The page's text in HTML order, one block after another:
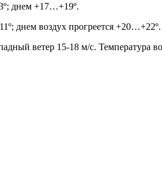
днем +17…+19º.
днем воздух прогреется +20…+22º.
ветер 15-18 м/с.